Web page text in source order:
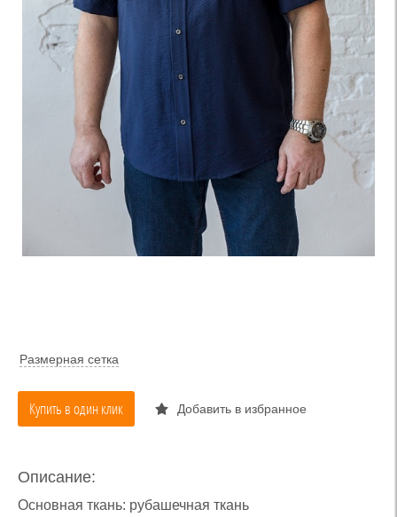
Размерная сетка
Купить в один клик Добавить в избранное
Описание:
Основная ткань: рубашечная ткань